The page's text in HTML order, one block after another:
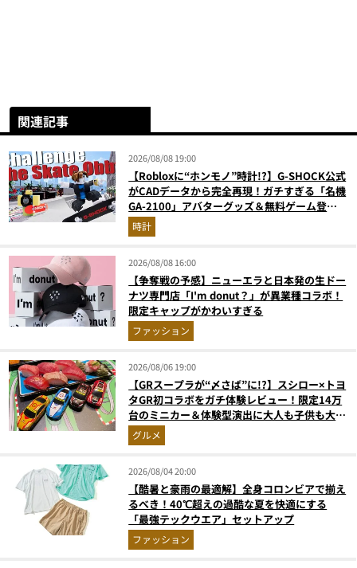
関連記事
2026/08/08 19:00
【Robloxに“ホンモノ”時計!?】G-SHOCK公式
がCADデータから完全再現！ガチすぎる「名機
GA-2100」アバターグッズ＆無料ゲーム登場
が見逃せない
時計
2026/08/08 16:00
【争奪戦の予感】ニューエラと日本発の生ドー
ナツ専門店「I'm donut？」が異業種コラボ！
限定キャップがかわいすぎる
ファッション
2026/08/06 19:00
【GRスープラが“〆さば”に!?】スシロー×トヨ
タGR初コラボをガチ体験レビュー！限定14万
台のミニカー＆体験型演出に大人も子供も大興
奮間違いなし
グルメ
2026/08/04 20:00
【酷暑と豪雨の最適解】全身コロンビアで揃え
るべき！40℃超えの過酷な夏を快適にする
「最強テックウエア」セットアップ
ファッション